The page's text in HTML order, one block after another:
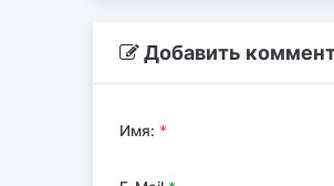
Добавить
Имя: *